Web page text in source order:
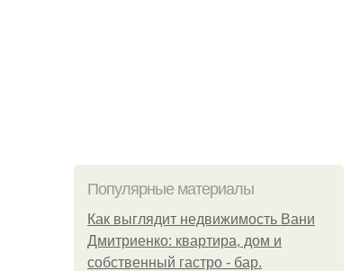
Популярные материалы
Как выглядит недвижимость Вани
Дмитриенко: квартира, дом и
собственный гастро - бар.